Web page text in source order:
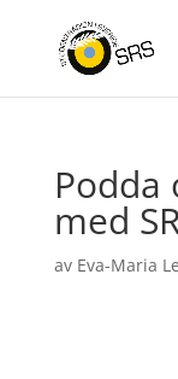
Podda
med
av Eva-Maria